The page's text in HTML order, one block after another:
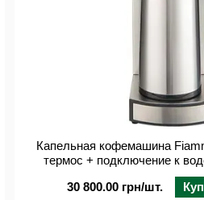
Капельная кофемашина
термос + подключение к
30 800.00 грн/шт.